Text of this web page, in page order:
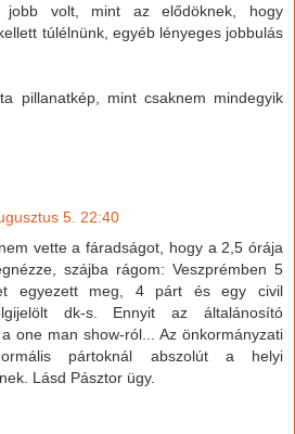
jobb volt, mint az elődöknek, hogy
túlélnünk, egyéb lényeges jobbulás
pillanatkép, mint csaknem mindegyik
5. 22:40
vette a fáradságot, hogy a 2,5 órája
szájba rágom: Veszprémben 5
egyezett meg, 4 párt és egy civil
dk-s. Ennyit az általánosító
one man show-ról... Az önkormányzati
pártoknál abszolút a helyi
Lásd Pásztor ügy.